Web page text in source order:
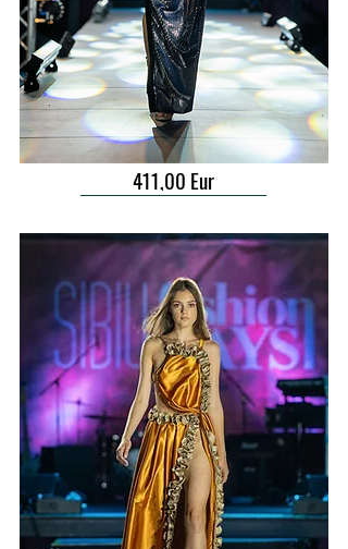
411,00 Eur